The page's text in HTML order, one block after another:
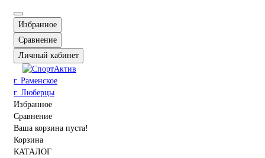
Избранное
Сравнение
Личный кабинет
г. Раменское
г. Люберцы
Избранное
Сравнение
Ваша корзина пуста!
Корзина
КАТАЛОГ